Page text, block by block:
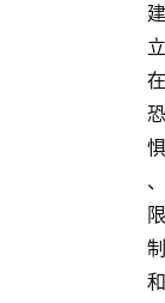
建
立
在
恐
惧
、
限
制
和